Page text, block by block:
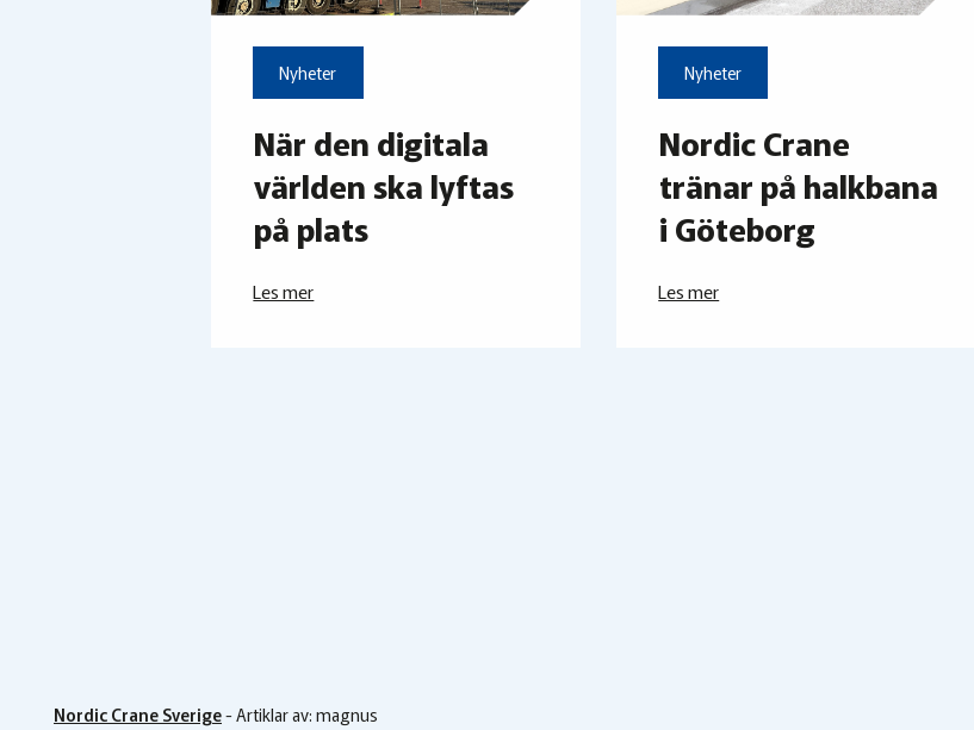
Nyheter
När den digitala
världen ska lyftas
på plats
Les mer
Nyheter
Nordic Crane
tränar på halkbana
i Göteborg
Les mer
Nordic Crane Sverige-Artiklar av: magnus